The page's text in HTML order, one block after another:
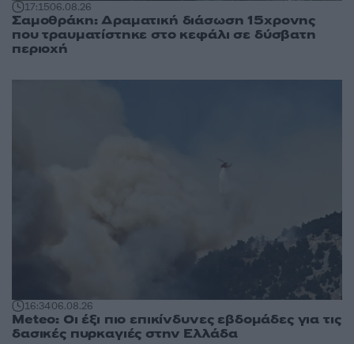
17:1506.08.26
Σαμοθράκη: Δραματική διάσωση 15χρονης
που τραυματίστηκε στο κεφάλι σε δύσβατη
περιοχή
16:3406.08.26
Meteo: Οι έξι πιο επικίνδυνες εβδομάδες για τις
δασικές πυρκαγιές στην Ελλάδα